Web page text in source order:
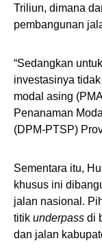
Triliun, dimana
pembangunan
“Sedangkan
investasinya
modal asing
Penanaman
(DPM-PTSP)
Sementara itu,
khusus ini
jalan nasional.
titik underpass di
dan jalan